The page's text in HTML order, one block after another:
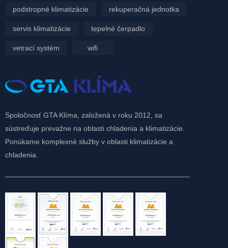
podstropné klimatizácie rekuperačná jednotka
servis klimatizácie tepelné čerpadlo
vetrací systém wifi
Spoločnosť GTA Klíma, založená v roku 2012, sa
sústreďuje prevažne na oblasti chladenia a klimatizácie.
Ponúkame komplexné služby v oblasti klimatizácie a
chladenia.